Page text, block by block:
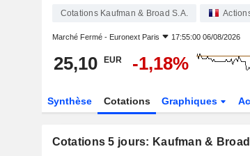
Cotations Kaufman & Broad S.A.
Marché Fermé - Euronext Paris 17:55:00 06/08/2026
25,10 EUR -1,18%
Synthèse Cotations Graphiques
Cotations 5 jours: Kaufman &